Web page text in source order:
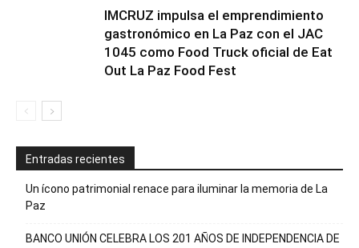
IMCRUZ impulsa el emprendimiento
gastronómico en La Paz con el JAC
1045 como Food Truck oficial de Eat
Out La Paz Food Fest
Entradas recientes
Un ícono patrimonial renace para iluminar la memoria de La
Paz
BANCO UNIÓN CELEBRA LOS 201 AÑOS DE INDEPENDENCIA DE